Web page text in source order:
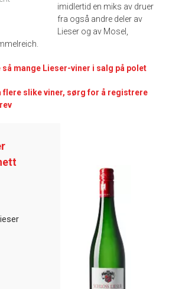
imidlertid en miks av druer
fra også andre deler av
Lieser og av Mosel,
mange Lieser-viner i salg på polet
flere slike viner, sørg for å registrere